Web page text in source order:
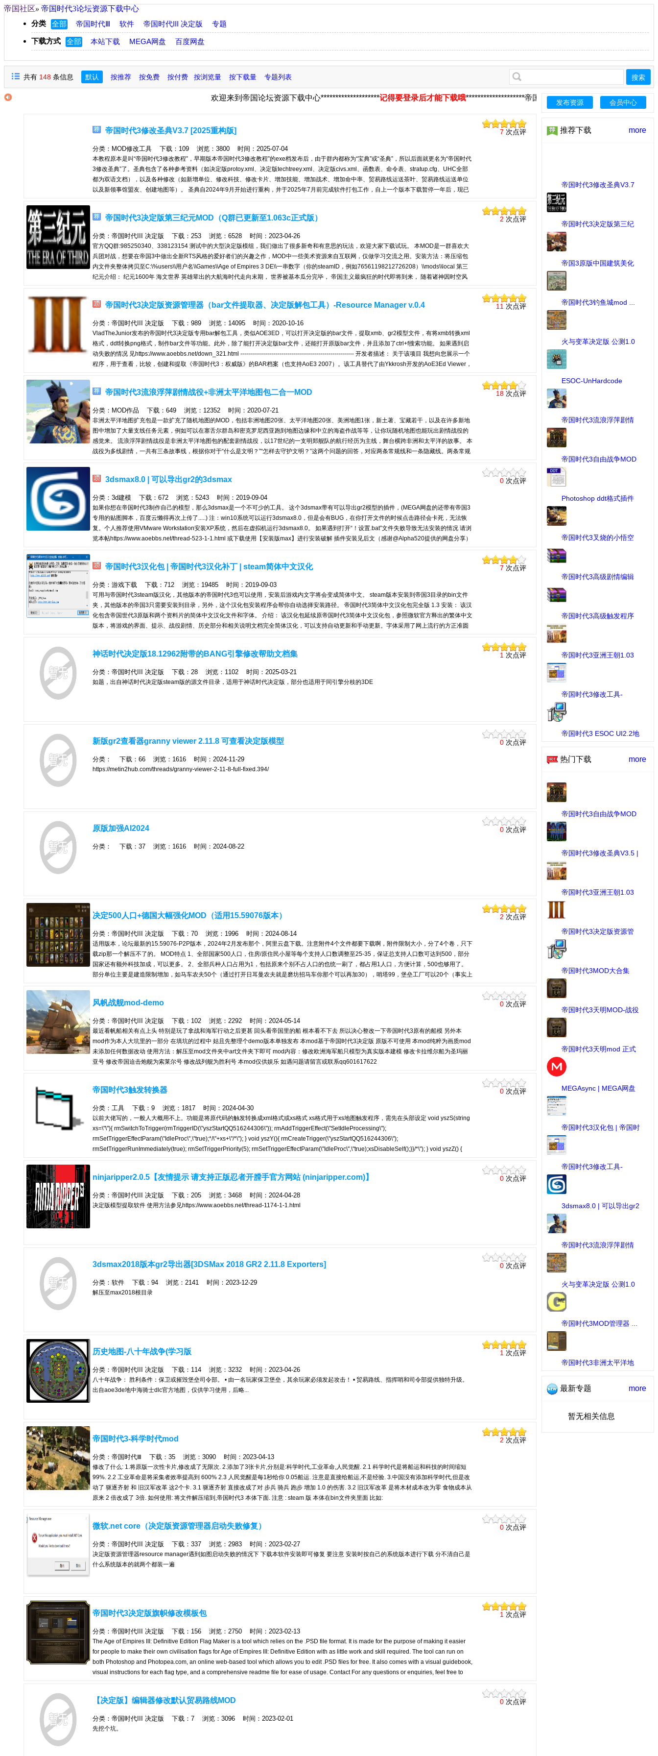
帝国社区» 帝国时代3论坛资源下载中心
分类
全部 帝国时代Ⅲ 软件 帝国时代III 决定版 专题
下载方式 全部 本站下载 MEGA网盘 百度网盘
搜索
共有 148 条信息 默认 按推荐 按免费 按付费 按浏览量 按下载量 专题列表
发布资源 会员中心
推荐下载 more
帝国时代3修改圣典V3.7
[2 ...
[MOD修改工具] 下载：109 次
帝国时代3决定版第三纪
元M ...
[帝国时代III 决定版] 下载：
253 次
帝国3原版中国建筑美化
补 ...
[MOD作品] 下载：64 次
帝国时代3钓鱼城mod ...
[MOD作品] 下载：75 次
火与变革决定版 公测1.0
...[MOD作品] 下载：425 次
ESOC-UnHardcode
Patch 2. ...
[MOD修改工具] 下载：53 次
帝国时代3流浪浮萍剧情
战 ...
[MOD作品] 下载：649 次
帝国时代3自由战争MOD
...
[MOD作品] 下载：2816 次
Photoshop ddt格式插件
...
[MOD修改工具] 下载：69 次
帝国时代3叉烧的小悟空
UI ...
[UI] 下载：72 次
帝国时代3高级剧情编辑
器 ...
[剧情战役] 下载：174 次
帝国时代3高级触发程序
...
[剧情战役] 下载：72 次
帝国时代3亚洲王朝1.03
版 ...
[工具] 下载：1031 次
帝国时代3修改工具-
AOE3ED ...
[MOD修改工具] 下载：676 次
帝国时代3 ESOC UI2.2地
热门下载 more
帝国时代3自由战争MOD
...
[MOD作品] 下载：2816 次
帝国时代3修改圣典V3.5 |
...
[MOD修改工具] 下载：1064
次
帝国时代3亚洲王朝1.03
版 ...
[工具] 下载：1031 次
帝国时代3决定版资源管
理 ...
[帝国时代III 决定版] 下载：
989 次
帝国时代3MOD大合集
（包含 ...
[MOD作品] 下载：834 次
帝国时代3天明MOD-战役
包 ...
[MOD作品] 下载：818 次
帝国时代3天明mod 正式
版1 ...
[MOD作品] 下载：798 次
MEGAsync | MEGA网盘
链接 ...
[软件] 下载：722 次
帝国时代3汉化包 | 帝国时
...
[游戏下载] 下载：712 次
帝国时代3修改工具-
AOE3ED ...
[MOD修改工具] 下载：676 次
3dsmax8.0 | 可以导出gr2
...[3d建模] 下载：672 次
帝国时代3流浪浮萍剧情
战 ...
[MOD作品] 下载：649 次
火与变革决定版 公测1.0
...
[MOD作品] 下载：425 次
帝国时代3MOD管理器 ...
[工具] 下载：379 次
帝国时代3非洲太平洋地
最新专题 more
暂无相关信息
欢迎来到帝国论坛资源下载中心********************记得要登录后才能下载哦********************帝国论坛资源下载中心********************若链接
7 次点评
帝国时代3修改圣典V3.7 [2025重构版]
分类：MOD修改工具 下载：109 浏览：3800 时间：2025-07-04
本教程原本是叫“帝国时代3修改教程”，早期版本帝国时代3修改教程”的exe档发布后，由于群内都称为“宝典”或“圣典”，所以后面就更名为“帝国时代
3修改圣典”了。圣典包含了各种参考资料（如决定版protoy.xml、决定版techtreey.xml、决定版civs.xml、函数表、命令表、stratup.cfg、UHC全部
都为双语文档），以及各种修改（如新增单位、修改科技、修改卡片、增加技能、增加战术、增加命中率、贸易路线运送茶叶、贸易路线运送单位
以及新领事馆盟友、创建地图等）。 圣典自2024年9月开始进行重构，并于2025年7月前完成软件打包工作，自上一个版本下载暂停一年后，现已
xs地图坐标生成等...
2 次点评
帝国时代3决定版第三纪元MOD（Q群已更新至1.063c正式版）
分类：帝国时代III 决定版 下载：253 浏览：6528 时间：2023-04-26
官方QQ群:985250340、338123154 测试中的大型决定版模组，我们做出了很多新奇和有意思的玩法，欢迎大家下载试玩。 本MOD是一群喜欢大
兵团对战，想要在帝国3中做出全新RTS风格的爱好者们的兴趣之作，MOD中一些美术资源来自互联网，仅做学习交流之用。安装方法：将压缩包
内文件夹整体拷贝至C:\%users\\用户名\\Games\\Age of Empires 3 DE\\一串数字（你的steamID，例如76561198212726208）\\mods\\local 第三
纪元介绍： 纪元1600年 海文世界 英雄辈出的大航海时代走向末期， 世界被基本瓜分完毕， 帝国主义最疯狂的时代即将到来， 随着诸神因时空风
整的独立世界观，以原有国家为...
11 次点评
帝国时代3决定版资源管理器（bar文件提取器、决定版解包工具）-Resource Manager v.0.4
分类：帝国时代III 决定版 下载：989 浏览：14095 时间：2020-10-16
VladTheJunior发布的帝国时代3决定版专用bar解包工具，类似AOE3ED，可以打开决定版的bar文件，提取xmb、gr2模型文件，有将xmb转换xml
格式，ddt转换png格式，制作bar文件等功能。此外，除了能打开决定版bar文件，还能打开原版bar文件，并且添加了ctrl+f搜索功能。 如果遇到启
动失败的情况 见https://www.aoebbs.net/down_321.html ---------------------------------------------------------- 开发者描述： 关于该项目 我想向您展示一个
程序，用于查看，比较，创建和提取《帝国时代3：权威版》的BAR档案（也支持AoE3 2007）。该工具替代了由Ykkrosh开发的AoE3Ed Viewer，
索。 ...
18 次点评
帝国时代3流浪浮萍剧情战役+非洲太平洋地图包二合一MOD
分类：MOD作品 下载：649 浏览：12352 时间：2020-07-21
非洲太平洋地图扩充包是一款扩充了随机地图的MOD，包括非洲地图20张、太平洋地图20张、美洲地图1张，新土著、宝藏若干，以及在许多新地
图中增加了大量支线任务元素，例如可以在塞舌尔群岛和密克罗尼西亚跑到地图边缘和中立的海盗作战等等，让你玩随机地图也能玩出剧情战役的
感觉来。 流浪浮萍剧情战役是非洲太平洋地图包的配套剧情战役，以17世纪的一支明郑舰队的航行经历为主线，舞台横跨非洲和太平洋的故事。 本
战役为多线剧情，一共有三条故事线，根据你对于“什么是文明？”“怎样去守护文明？”这两个问题的回答，对应两条常规线和一条隐藏线。两条常规
流亡汤加 ...
0 次点评
3dsmax8.0 | 可以导出gr2的3dsmax
分类：3d建模 下载：672 浏览：5243 时间：2019-09-04
如果你想在帝国时代3制作自己的模型，那么3dsmax是一个不可少的工具。 这个3dsmax带有可以导出gr2模型的插件，(MEGA网盘的还带有帝国3
专用的贴图脚本，百度云懒得再次上传了.....) 注：win10系统可以运行3dsmax8.0，但是会有BUG，在你打开文件的时候点击路径会卡死，无法恢
复。个人推荐使用VMware Workstation安装XP系统，然后在虚拟机运行3dsmax8.0。 如果遇到打开“！设置.bat”文件失败导致无法安装的情况 请浏
览本帖https://www.aoebbs.net/thread-523-1-1.html 或下载使用【安装版max】进行安装破解 插件安装见后文（感谢@Alpha520提供的网盘分享）
max8及帝国插件即...
7 次点评
帝国时代3汉化包 | 帝国时代3汉化补丁 | steam简体中文汉化
分类：游戏下载 下载：712 浏览：19485 时间：2019-09-03
可用与帝国时代3steam版汉化，其他版本的帝国时代3也可以使用，安装后游戏内文字将会变成简体中文。 steam版本安装到帝国3目录的bin文件
夹，其他版本的帝国3只需要安装到目录，另外，这个汉化包安装程序会帮你自动选择安装路径。 帝国时代3简体中文汉化包完全版 1.3 安装： 该汉
化包含帝国世代3原版和两个资料片的简体中文汉化文件和字体。 介绍： 该汉化包延续原帝国时代3简体中文汉化包，参照微软官方释出的繁体中文
版本，将游戏的界面、提示、战役剧情、历史部分和相关说明文档完全简体汉化，可以支持自动更新和手动更新。字体采用了网上流行的方正准圆
汉辞典》、《美国传...
1 次点评
神话时代决定版18.12962附带的BANG引擎修改帮助文档集
分类：帝国时代III 决定版 下载：28 浏览：1102 时间：2025-03-21
如题，出自神话时代决定版steam版的源文件目录，适用于神话时代决定版，部分也适用于同引擎分枝的3DE
0 次点评
新版gr2查看器granny viewer 2.11.8 可查看决定版模型
分类： 下载：66 浏览：1616 时间：2024-11-29
https://metin2hub.com/threads/granny-viewer-2-11-8-full-fixed.394/
0 次点评
原版加强AI2024
分类： 下载：37 浏览：1616 时间：2024-08-22
2 次点评
决定500人口+德国大幅强化MOD（适用15.59076版本）
分类：帝国时代III 决定版 下载：70 浏览：1996 时间：2024-08-14
适用版本，论坛最新的15.59076-P2P版本，2024年2月发布那个，阿里云盘下载。注意附件4个文件都要下载啊，附件限制大小，分了4个卷，只下
载zip那一个解压不了的。 MOD特点 1、全部国家500人口，住房/原住民小屋等每个支持人口数调整至25-35，保证总支持人口数可达到500，部分
国家还有额外科技加成，可以更多。 2、全部兵种人口占用为1，包括原来个别不占人口的也统一刷了，都占用1人口，方便计算，500也够用了。
部分单位主要是建造限制增加，如马车农夫50个（通过打开日耳曼农夫就是磨坊招马车你那个可以再加30），哨塔99，堡垒工厂可以20个（事实上
造上限后后期经济上限最高。然后就是...
0 次点评
风帆战舰mod-demo
分类：帝国时代III 决定版 下载：102 浏览：2292 时间：2024-05-14
最近看帆船相关有点上头 特别是玩了拿战和海军行动之后更甚 回头看帝国里的船 根本看不下去 所以决心整改一下帝国时代3原有的船模 另外本
mod作为本人大坑里的一部分 在填坑的过程中 姑且先整理个demo版本单独发布 本mod基于帝国时代3决定版 原版不可使用 本mod纯粹为画质mod
未添加任何数据改动 使用方法：解压至mod文件夹中art文件夹下即可 mod内容：修改欧洲海军船只模型为真实版本建模 修改卡拉维尔船为圣玛丽
亚号 修改帝国迫击炮舰为索莱尔号 修改战列舰为胜利号 本mod仅供娱乐 如遇问题请留言或联系qq601617622
0 次点评
帝国时代3触发转换器
分类：工具 下载：9 浏览：1817 时间：2024-04-30
以前大佬写的，一般人大概用不上。功能是将原代码的触发转换成xml格式或xs格式 xs格式用于xs地图触发程序，需先在头部设定 void yszS(string
xs=\"\"){ rmSwitchToTrigger(rmTriggerID(\"yszStartQQ516244306\")); rmAddTriggerEffect(\"SetIdleProcessing\");
rmSetTriggerEffectParam(\"IdleProc\",\"true);*/\"+xs+\"/*\"); } void yszY(){ rmCreateTrigger(\"yszStartQQ516244306\");
rmSetTriggerRunImmediately(true); rmSetTriggerPriority(5); rmSetTriggerEffectParam(\"IdleProc\",\"true);xsDisableSelf();}}/*\"); } void yszZ() {
0 次点评
ninjaripper2.0.5【友情提示 请支持正版忍者开膛手官方网站 (ninjaripper.com)】
分类：帝国时代III 决定版 下载：205 浏览：3468 时间：2024-04-28
决定版模型提取软件 使用方法参见https://www.aoebbs.net/thread-1174-1-1.html
0 次点评
3dsmax2018版本gr2导出器[3DSMax 2018 GR2 2.11.8 Exporters]
分类：软件 下载：94 浏览：2141 时间：2023-12-29
解压至max2018根目录
1 次点评
历史地图-八十年战争(学习版
分类：帝国时代III 决定版 下载：114 浏览：3232 时间：2023-04-26
八十年战争： 胜利条件：保卫或摧毁堡垒司令部。 • 由一名玩家保卫堡垒，其余玩家必须发起攻击！ • 贸易路线、指挥哨和司令部提供独特升级。
出自aoe3de地中海骑士dlc官方地图，仅供学习使用，后略...
2 次点评
帝国时代3-科学时代mod
分类：帝国时代Ⅲ 下载：35 浏览：3090 时间：2023-04-13
修改了什么: 1.将原版一次性卡片,修改成了无限次. 2.添加了3张卡片,分别是:科学时代,工业革命,人民觉醒. 2.1 科学时代是将船运和科技的时间缩短
99%. 2.2 工业革命是将采集者效率提高到 600% 2.3 人民觉醒是每1秒给你 0.05船运. 注意是直接给船运,不是经验. 3.中国没有添加科学时代,但是改
动了 驱逐齐射 和 旧汉军改革 这2个卡. 3.1 驱逐齐射 直接改成了对 步兵 骑兵 跑步 增加 1.0 的伤害. 3.2 旧汉军改革 是将木材成本改为零 食物成本从
原来 2 倍改成了 3倍. 如何使用: 将文件解压缩到,帝国时代3 本体下面. 注意 : steam 版 本体在bin文件夹里面 比如:
0 次点评
微软.net core（决定版资源管理器启动失败修复）
分类：帝国时代III 决定版 下载：337 浏览：2983 时间：2023-02-27
决定版资源管理器resource manager遇到如图启动失败的情况下 下载本软件安装即可修复 要注意 安装时按自己的系统版本进行下载 分不清自己是
什么系统版本的就两个都装一遍
1 次点评
帝国时代3决定版旗帜修改模板包
分类：帝国时代III 决定版 下载：156 浏览：2750 时间：2023-02-13
The Age of Empires III: Definitive Edition Flag Maker is a tool which relies on the .PSD file format. It is made for the purpose of making it easier
for people to make their own civilisation flags for Age of Empires III: Definitive Edition with as little work and skill required. The tool can run on
both Photoshop and Photopea.com, an online web-based tool which allows you to edit .PSD files for free. It also comes with a visual guidebook,
visual instructions for each flag type, and a comprehensive readme file for ease of usage. Contact For any questions or enquiries, feel free to
0 次点评
【决定版】编辑器修改默认贸易路线MOD
分类：帝国时代III 决定版 下载：7 浏览：3096 时间：2023-02-01
先挖个坑。